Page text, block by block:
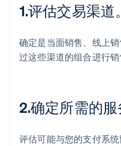
1.评估交易渠道。
确定是当面销售、线上
过这些渠道的组合进行销
2.确定所需的服
评估可能与您的支付系